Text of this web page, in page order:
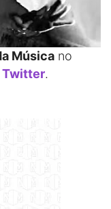
Música no
Twitter.